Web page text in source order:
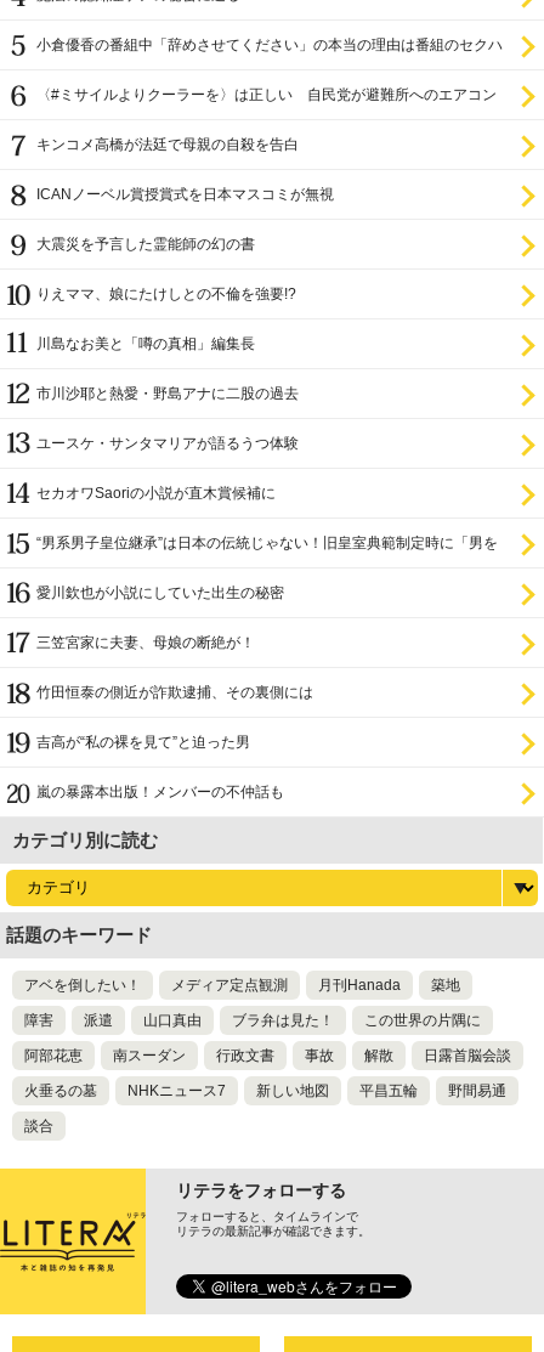
小倉優香の番組中「辞めさせてください」の本当の理由は番組のセクハ
〈#ミサイルよりクーラーを〉は正しい 自民党が避難所へのエアコン
キンコメ高橋が法廷で母親の自殺を告白
ICANノーベル賞授賞式を日本マスコミが無視
大震災を予言した霊能師の幻の書
りえママ、娘にたけしとの不倫を強要!?
川島なお美と「噂の真相」編集長
市川沙耶と熱愛・野島アナに二股の過去
ユースケ・サンタマリアが語るうつ体験
セカオワSaoriの小説が直木賞候補に
“男系男子皇位継承”は日本の伝統じゃない！旧皇室典範制定時に「男を
愛川欽也が小説にしていた出生の秘密
三笠宮家に夫妻、母娘の断絶が！
竹田恒泰の側近が詐欺逮捕、その裏側には
吉高が“私の裸を見て”と迫った男
嵐の暴露本出版！メンバーの不仲話も
カテゴリ別に読む
話題のキーワード
アベを倒したい！ メディア定点観測 月刊Hanada 築地
障害 派遣 山口真由 ブラ弁は見た！ この世界の片隅に
阿部花恵 南スーダン 行政文書 事故 解散 日露首脳会談
火垂るの墓 NHKニュース7 新しい地図 平昌五輪 野間易通
談合
リテラをフォローする
フォローすると、タイムラインで
リテラの最新記事が確認できます。